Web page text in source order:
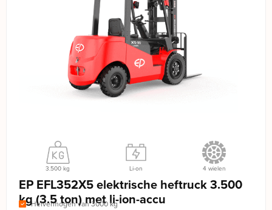
3.500 kg Li-on 4 wielen
EP EFL352X5 elektrische heftruck 3.500
kg (3.5 ton) met li-ion-accu
Hefvermogen van 3000 kg